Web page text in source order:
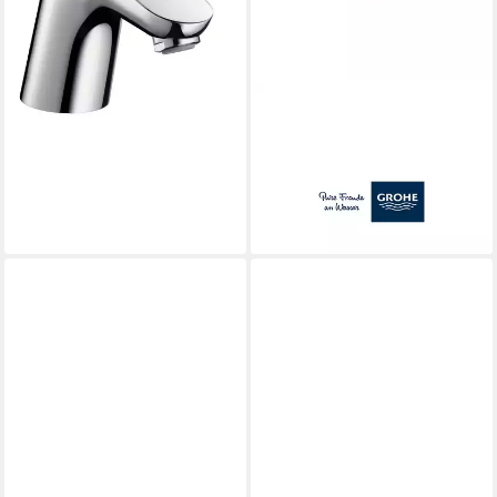
lieferbar - in 3-4 Werktagen bei dir
lieferbar - in 3-4 Werktagen bei dir